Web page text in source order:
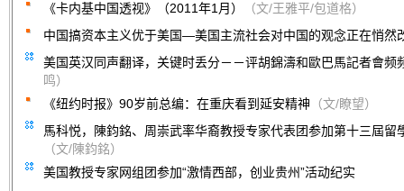
《卡内基中国透视》（2011年1月）
（文/王雅平/包道格）
中国搞资本主义优于美国—美国主流社会对中国的观念正在悄然
美国英汉同声翻译，关键时丢分－－评胡錦濤和歐巴馬記者會频
鸣）
《纽约时报》90岁前总编：在重庆看到延安精神 （文/瞭望）
馬科悦，陳鈞銘、周崇武率华裔教授专家代表团参加第十三屆留
（文/陳鈞銘）
美国教授专家网组团参加“激情西部，创业贵州”活动纪实